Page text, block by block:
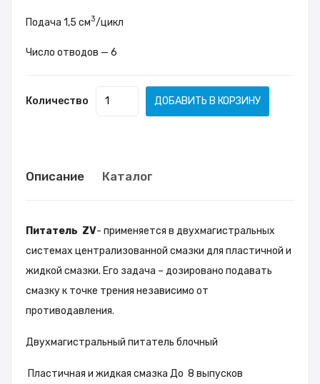
Подача 1,5 см3/цикл
Число отводов — 6
Количество ДОБАВИТЬ В КОРЗИНУ
Описание Каталог
Питатель ZV- применяется в двухмагистральных
системах централизованной смазки для пластичной и
жидкой смазки. Его задача – дозировано подавать
смазку к точке трения независимо от
противодавления.
Двухмагистральный питатель блочный
Пластичная и жидкая смазка До 8 выпусков